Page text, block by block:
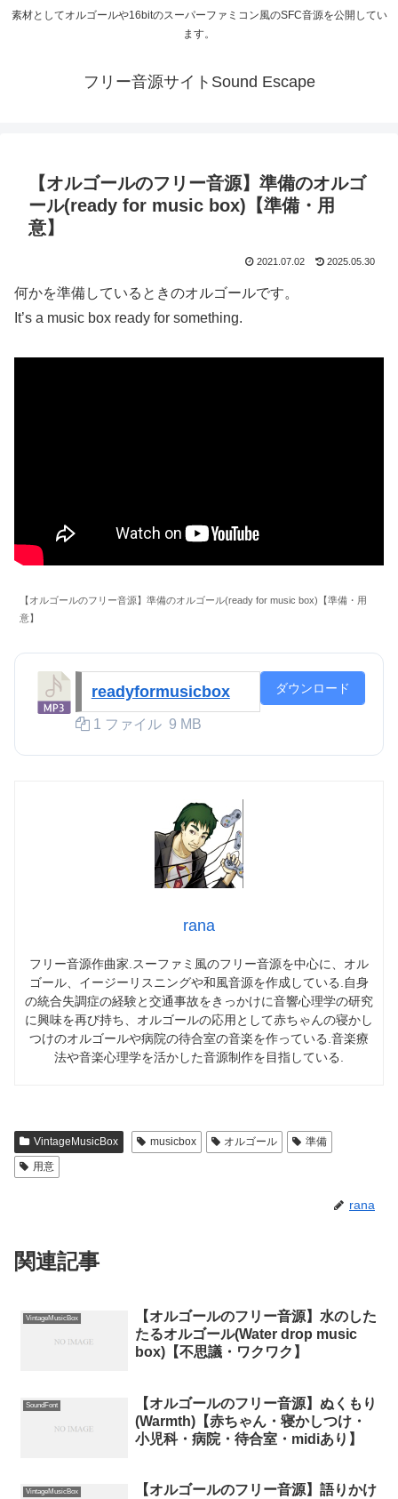
素材としてオルゴールや16bitのスーパーファミコン風のSFC音源を公開してい
ます。
フリー音源サイトSound Escape
【オルゴールのフリー音源】準備のオルゴ
ール(ready for music box)【準備・用
意】
2021.07.02 2025.05.30
何かを準備しているときのオルゴールです。
It’s a music box ready for something.
【オルゴールのフリー音源】準備のオルゴール(ready for music box)【準備・用
意】
readyformusicbox
1 ファイル 9 MB
ダウンロード
rana
フリー音源作曲家.スーファミ風のフリー音源を中心に、オル
ゴール、イージーリスニングや和風音源を作成している.自身
の統合失調症の経験と交通事故をきっかけに音響心理学の研究
に興味を再び持ち、オルゴールの応用として赤ちゃんの寝かし
つけのオルゴールや病院の待合室の音楽を作っている.音楽療
法や音楽心理学を活かした音源制作を目指している.
VintageMusicBox musicbox オルゴール
準備
用意
rana
関連記事
VintageMusicBox
【オルゴールのフリー音源】水のした
たるオルゴール(Water drop music
box)【不思議・ワクワク】
SoundFont
【オルゴールのフリー音源】ぬくもり
(Warmth)【赤ちゃん・寝かしつけ・
小児科・病院・待合室・midiあり】
VintageMusicBox
【オルゴールのフリー音源】語りかけ